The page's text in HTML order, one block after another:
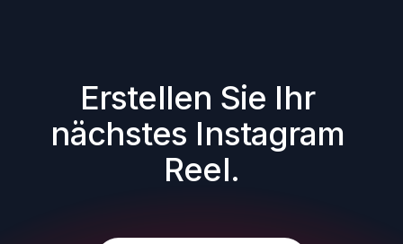
Erstellen Sie Ihr
nächstes Instagram
Reel.